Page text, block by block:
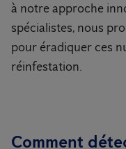
à notre approche
spécialistes, nous
pour éradiquer ces
réinfestation.
Comment